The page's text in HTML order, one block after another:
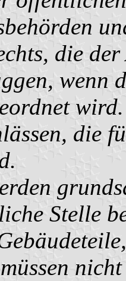
die
wenn
die
Stelle